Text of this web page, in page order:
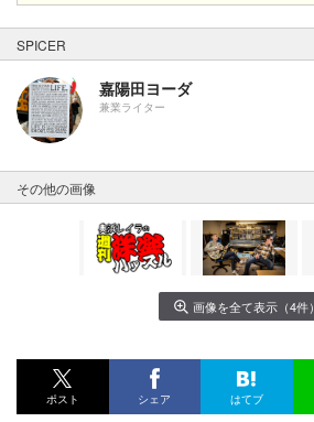
SPICER
嘉陽田ヨーダ
兼業ライター
その他の画像
画像を全て表示（4件）
ポスト シェア はてブ